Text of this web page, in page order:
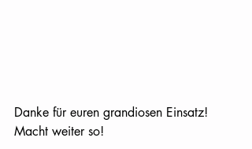
Danke für euren grandiosen Einsatz!
Macht weiter so!